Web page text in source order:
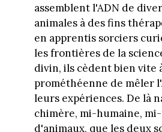
assemblent l'ADN de
animales à des fins
en apprentis sorciers
les frontières de la
divin, ils cèdent bien vite
prométhéenne de mêler
leurs expériences. De là
chimère, mi-humaine,
d'animaux, que les deux